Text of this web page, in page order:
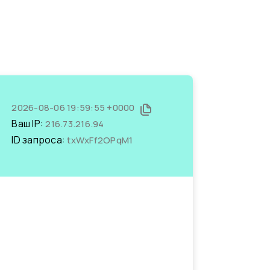
2026-08-06 19:59:55 +0000
Ваш IP:216.73.216.94
ID запроса:txWxFf2OPqM1